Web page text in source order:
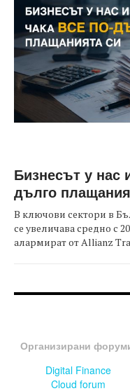
Бизнесът у нас
дълго
В ключови сектори в
се увеличава средно с
алармират от Allianz
Организирани
Digital Finance
Cloud forum